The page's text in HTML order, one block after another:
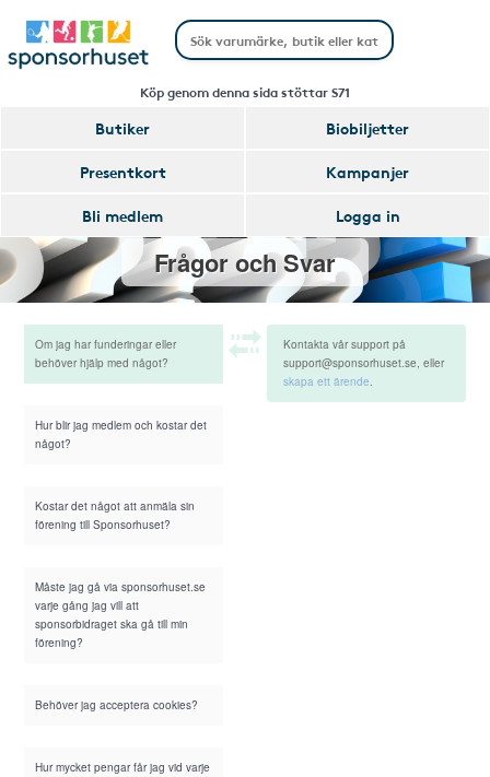
Köp genom denna sida stöttar S71
Butiker
Biobiljetter
Presentkort
Kampanjer
Bli medlem
Logga in
Frågor och Svar
Om jag har funderingar eller
behöver hjälp med något?
Hur blir jag medlem och kostar det
något?
Kostar det något att anmäla sin
förening till Sponsorhuset?
Måste jag gå via sponsorhuset.se
varje gång jag vill att
sponsorbidraget ska gå till min
förening?
Behöver jag acceptera cookies?
Hur mycket pengar får jag vid varje
Kontakta vår support på
support@sponsorhuset.se, eller
skapa ett ärende.